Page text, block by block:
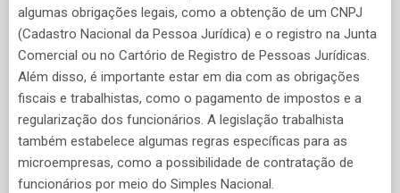
algumas obrigações legais, como a obtenção de um CNPJ
(Cadastro Nacional da Pessoa Jurídica) e o registro na Junta
Comercial ou no Cartório de Registro de Pessoas Jurídicas.
Além disso, é importante estar em dia com as obrigações
fiscais e trabalhistas, como o pagamento de impostos e a
regularização dos funcionários. A legislação trabalhista
também estabelece algumas regras específicas para as
microempresas, como a possibilidade de contratação de
funcionários por meio do Simples Nacional.